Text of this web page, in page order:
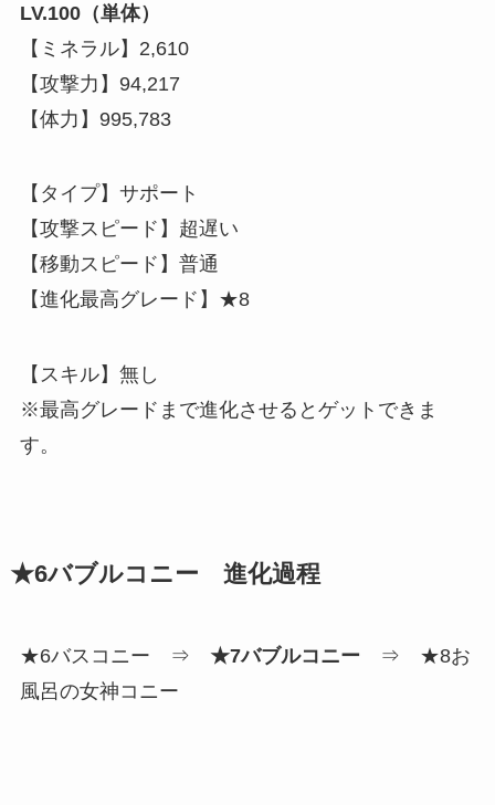
LV.100（単体）
【ミネラル】2,610
【攻撃力】94,217
【体力】995,783
【タイプ】サポート
【攻撃スピード】超遅い
【移動スピード】普通
【進化最高グレード】★8
【スキル】無し
※最高グレードまで進化させるとゲットできま
す。
★6バブルコニー 進化過程
★6バスコニー ⇒ ★7バブルコニー ⇒ ★8お
風呂の女神コニー